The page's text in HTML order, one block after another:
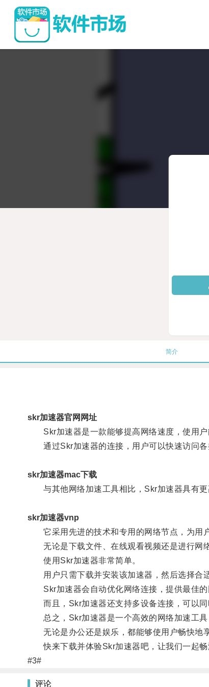
简介
skr加速器官网网址
Skr加速器是一款能够提高网络速度，使用户
通过Skr加速器的连接，用户可以快速访问各
skr加速器mac下载
与其他网络加速工具相比，Skr加速器具有更
skr加速器vnp
它采用先进的技术和专用的网络节点，为用户
无论是下载文件、在线观看视频还是进行网络
使用Skr加速器非常简单。
用户只需下载并安装该加速器，然后选择合适
Skr加速器会自动优化网络连接，提供最佳的
而且，Skr加速器还支持多设备连接，可以同
总之，Skr加速器是一个高效的网络加速工具
无论是办公还是娱乐，都能够使用户畅快地享
快来下载并体验Skr加速器吧，让我们一起畅
#3#
评论